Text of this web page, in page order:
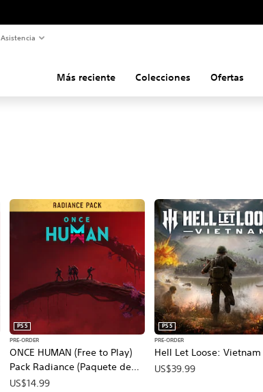
Asistencia
Más reciente Colecciones Ofertas
ONCE HUMAN (Free to Play)
Pack Radiance (Paquete de
reserva)
PS5
PRE-ORDER
US$14.99
Hell Let Loose: Vietnam
PS5
PRE-ORDER
US$39.99